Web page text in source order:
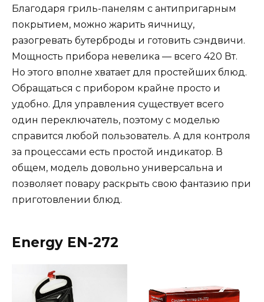
Благодаря гриль-панелям с антипригарным
покрытием, можно жарить яичницу,
разогревать бутерброды и готовить сэндвичи.
Мощность прибора невелика — всего 420 Вт.
Но этого вполне хватает для простейших блюд.
Обращаться с прибором крайне просто и
удобно. Для управления существует всего
один переключатель, поэтому с моделью
справится любой пользователь. А для контроля
за процессами есть простой индикатор. В
общем, модель довольно универсальна и
позволяет повару раскрыть свою фантазию при
приготовлении блюд.
Energy EN-272